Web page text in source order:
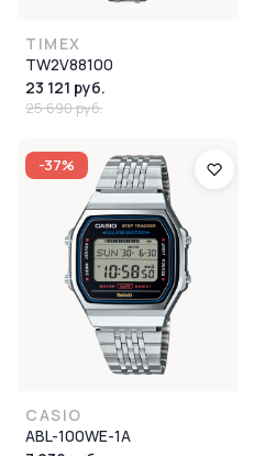
TIMEX
TW2V88100
23 121 руб.
25 690 руб.
-37%
CASIO
ABL-100WE-1A